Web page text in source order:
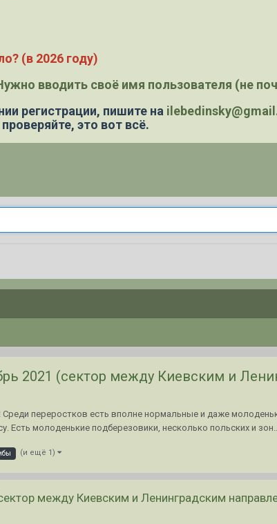
(в 2026 году)
вводить своё имя пользователя (не
регистрации, пишите на
это вот всё.
2021 (сектор между Киевским и
переростков есть вполне нормальные и даже
Есть молоденькие подберезовики, несколько польских и
(и ещё 1)
между Киевским и Ленинградским